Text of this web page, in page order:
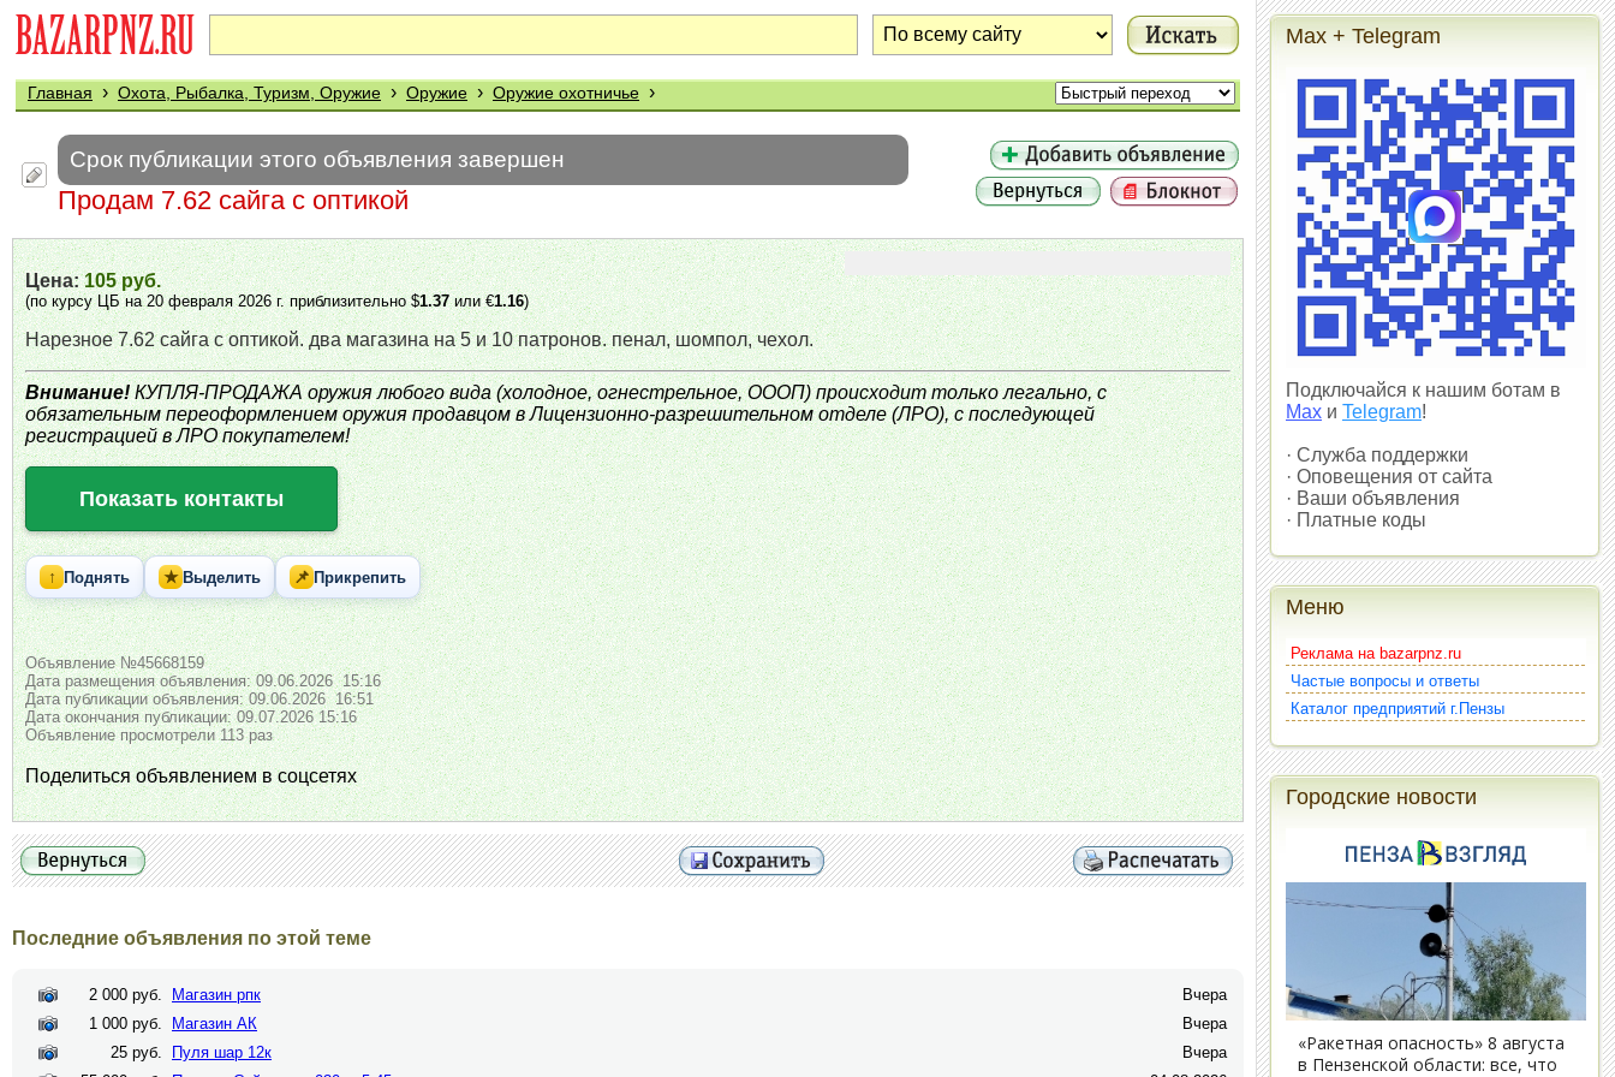
Главная › Охота, Рыбалка, Туризм, Оружие › Оружие › Оружие охотничье ›
Срок публикации этого объявления завершен
Продам 7.62 сайга с оптикой
Цена:105 руб.
(по курсу ЦБ на 20 февраля 2026 г. приблизительно $1.37или €1.16)
Нарезное 7.62 сайга с оптикой. два магазина на 5 и 10 патронов. пенал, шомпол, чехол.
Внимание!КУПЛЯ-ПРОДАЖА оружия любого вида (холодное, огнестрельное, ОООП) происходит только легально, с
обязательным переоформлением оружия продавцом в Лицензионно-разрешительном отделе (ЛРО), с последующей
регистрацией в ЛРО покупателем!
Показать контакты
↑ Поднять ★ Выделить 📌 Прикрепить
Объявление №45668159
Дата размещения объявления: 09.06.2026 15:16
Дата публикации объявления: 09.06.2026 16:51
Дата окончания публикации: 09.07.2026 15:16
Объявление просмотрели 113 раз
Поделиться объявлением в соцсетях
Последние объявления по этой теме
2 000 руб. Магазин рпк
Вчера
1 000 руб.
Магазин АК
Вчера
25 руб.
Пуля шар 12к
Вчера
Max + Telegram
Подключайся к нашим ботам в
Max и Telegram!
· Служба поддержки
· Оповещения от сайта
· Ваши объявления
· Платные коды
Меню
Реклама на bazarpnz.ru
Частые вопросы и ответы
Каталог предприятий г.Пензы
Городские новости